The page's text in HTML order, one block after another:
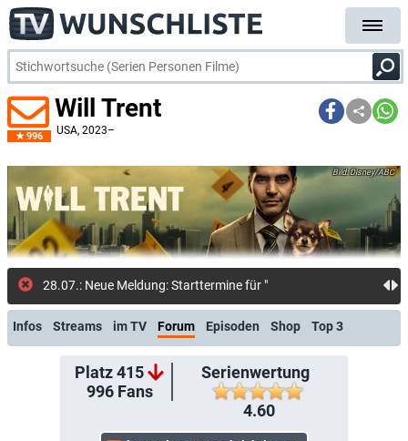
996
Will Trent
USA, 2023–
Disney/ABC
28.07.: Neue Meldung: Starttermine für "Scrubs",
Infos Streams im TV Forum Episoden Shop Top 3
Platz 415
996Fans
Serienwertung
4.60